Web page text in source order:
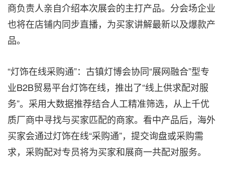
商负责人亲自介绍本次展会的主打产品。分会场企业
也将在店铺内同步直播，为买家讲解最新以及爆款产
品。
“灯饰在线采购通”：古镇灯博会协同“展网融合”型专
业B2B贸易平台灯饰在线，推出了“线上供求配对服
务”。采用大数据推荐结合人工精准筛选，从上千优
质厂商中寻找与买家匹配的商家。看中产品后，海外
买家会通过灯饰在线“采购通”，提交询盘或采购需
求，采购配对专员将为买家和展商一共配对服务。